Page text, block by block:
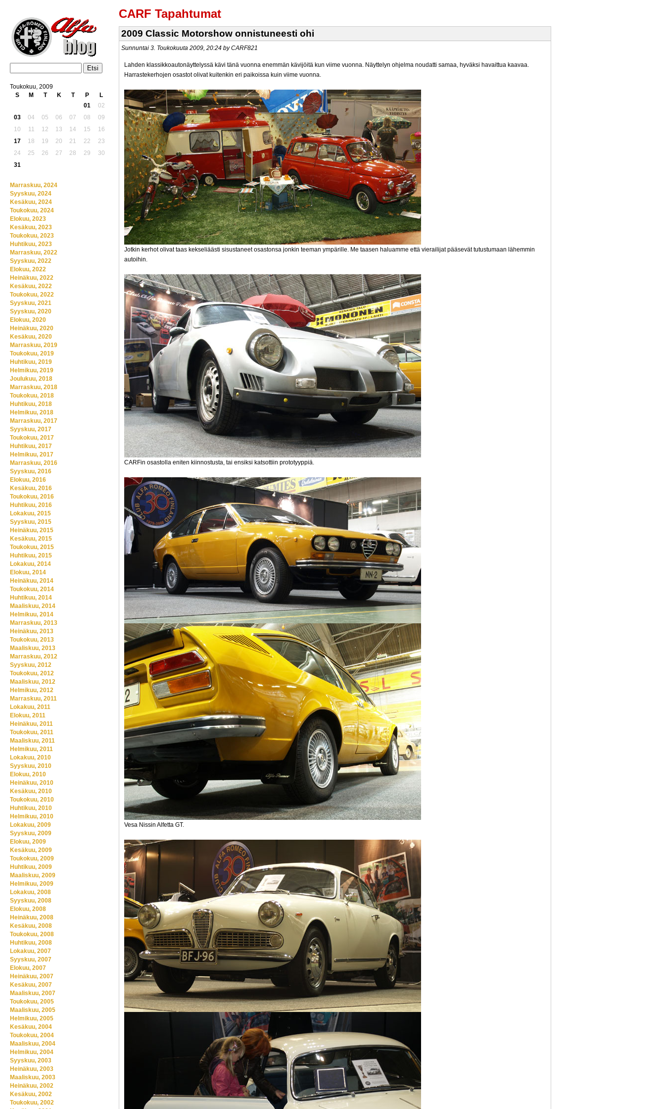
CARF Tapahtumat
2009 Classic Motorshow onnistuneesti ohi
Sunnuntai 3. Toukokuuta 2009, 20:24 by CARF821
Lahden klassikkoautonäyttelyssä kävi tänä vuonna enemmän kävijöitä kun viime vuonna. Näyttelyn ohjelma noudatti samaa, hyväksi havaittua kaavaa.
Harrastekerhojen osastot olivat kuitenkin eri paikoissa kuin viime vuonna.
Jotkin kerhot olivat taas kekseliäästi sisustaneet osastonsa jonkin teeman ympärille. Me taasen haluamme että vierailijat pääsevät tutustumaan lähemmin
autoihin.
CARFin osastolla eniten kiinnostusta, tai ensiksi katsottiin prototyyppiä.
Vesa Nissin Alfetta GT.
Toukokuu, 2009
S
M T K T P
L
01
02
03
04 05 06 07 08
09
10
11 12 13 14 15
16
17
18 19 20 21 22
23
24
25 26 27 28 29
30
31
Marraskuu, 2024
Syyskuu, 2024
Kesäkuu, 2024
Toukokuu, 2024
Elokuu, 2023
Kesäkuu, 2023
Toukokuu, 2023
Huhtikuu, 2023
Marraskuu, 2022
Syyskuu, 2022
Elokuu, 2022
Heinäkuu, 2022
Kesäkuu, 2022
Toukokuu, 2022
Syyskuu, 2021
Syyskuu, 2020
Elokuu, 2020
Heinäkuu, 2020
Kesäkuu, 2020
Marraskuu, 2019
Toukokuu, 2019
Huhtikuu, 2019
Helmikuu, 2019
Joulukuu, 2018
Marraskuu, 2018
Toukokuu, 2018
Huhtikuu, 2018
Helmikuu, 2018
Marraskuu, 2017
Syyskuu, 2017
Toukokuu, 2017
Huhtikuu, 2017
Helmikuu, 2017
Marraskuu, 2016
Syyskuu, 2016
Elokuu, 2016
Kesäkuu, 2016
Toukokuu, 2016
Huhtikuu, 2016
Lokakuu, 2015
Syyskuu, 2015
Heinäkuu, 2015
Kesäkuu, 2015
Toukokuu, 2015
Huhtikuu, 2015
Lokakuu, 2014
Elokuu, 2014
Heinäkuu, 2014
Toukokuu, 2014
Huhtikuu, 2014
Maaliskuu, 2014
Helmikuu, 2014
Marraskuu, 2013
Heinäkuu, 2013
Toukokuu, 2013
Maaliskuu, 2013
Marraskuu, 2012
Syyskuu, 2012
Toukokuu, 2012
Maaliskuu, 2012
Helmikuu, 2012
Marraskuu, 2011
Lokakuu, 2011
Elokuu, 2011
Heinäkuu, 2011
Toukokuu, 2011
Maaliskuu, 2011
Helmikuu, 2011
Lokakuu, 2010
Syyskuu, 2010
Elokuu, 2010
Heinäkuu, 2010
Kesäkuu, 2010
Toukokuu, 2010
Huhtikuu, 2010
Helmikuu, 2010
Lokakuu, 2009
Syyskuu, 2009
Elokuu, 2009
Kesäkuu, 2009
Toukokuu, 2009
Huhtikuu, 2009
Maaliskuu, 2009
Helmikuu, 2009
Lokakuu, 2008
Syyskuu, 2008
Elokuu, 2008
Heinäkuu, 2008
Kesäkuu, 2008
Toukokuu, 2008
Huhtikuu, 2008
Lokakuu, 2007
Syyskuu, 2007
Elokuu, 2007
Heinäkuu, 2007
Kesäkuu, 2007
Maaliskuu, 2007
Toukokuu, 2005
Maaliskuu, 2005
Helmikuu, 2005
Kesäkuu, 2004
Toukokuu, 2004
Maaliskuu, 2004
Helmikuu, 2004
Syyskuu, 2003
Heinäkuu, 2003
Maaliskuu, 2003
Heinäkuu, 2002
Kesäkuu, 2002
Toukokuu, 2002